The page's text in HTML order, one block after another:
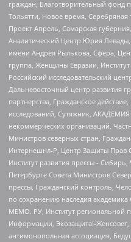
граждан, Благотворительный
Тольятти, Новое время, Серебряная
Проект Апрель, Самарская
Аналитический Центр Юрия
имени Андрея Рылькова, Сфера,
группа, Женщины Евразии,
Российский исследовательский
Дальневосточный центр развития
партнерства, Гражданское
исследований, Сутяжник,
некоммерческих организаций,
Министров северных стран,
Интернешнл-Р, Центр Защиты Прав
Институт развития прессы -
Петербурге Совета Министров
прессы, Гражданский контроль,
по сохранению наследия
МЕМО. РУ, Институт региональной
Информации, Экозащита!-Женсовет,
антимонопольная ассоциация,